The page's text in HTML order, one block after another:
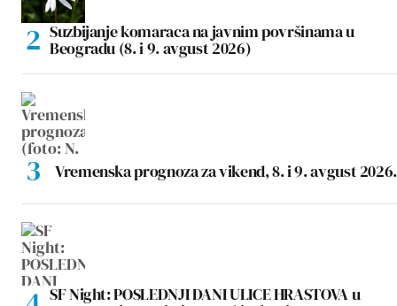
Suzbijanje komaraca na javnim površinama u
Beogradu (8. i 9. avgust 2026)
Vremenska prognoza za vikend, 8. i 9. avgust 2026.
SF Night: POSLEDNJI DANI ULICE HRASTOVA u